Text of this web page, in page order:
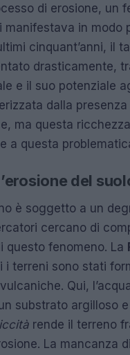
di erosione, un
manifestava in modo
cinquant’anni, il
drasticamente,
e il suo potenziale
dalla
ma questa
a questa
del
è soggetto a un
cercano di
questo fenomeno. La
i terreni sono stati
Qui,
substrato argilloso
rende il terreno
La mancanza di